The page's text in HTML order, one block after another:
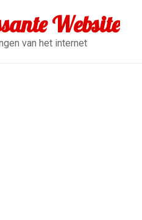
Website
van het internet